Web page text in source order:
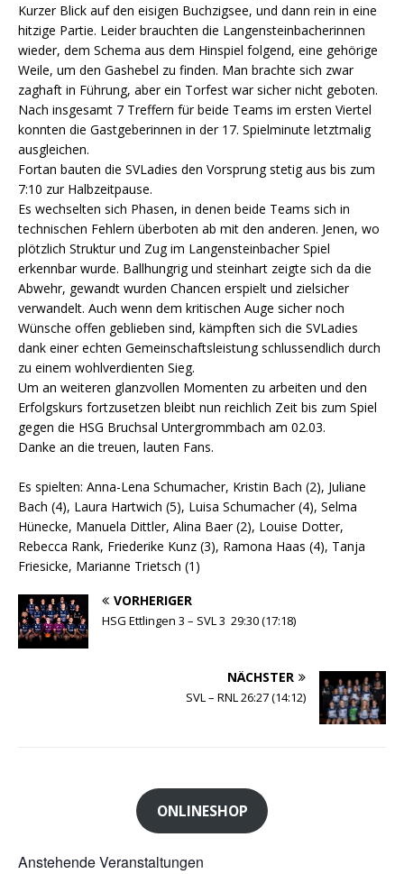
Kurzer Blick auf den eisigen Buchzigsee, und dann rein in eine
hitzige Partie. Leider brauchten die Langensteinbacherinnen
wieder, dem Schema aus dem Hinspiel folgend, eine gehörige
Weile, um den Gashebel zu finden. Man brachte sich zwar
zaghaft in Führung, aber ein Torfest war sicher nicht geboten.
Nach insgesamt 7 Treffern für beide Teams im ersten Viertel
konnten die Gastgeberinnen in der 17. Spielminute letztmalig
ausgleichen.
Fortan bauten die SVLadies den Vorsprung stetig aus bis zum
7:10 zur Halbzeitpause.
Es wechselten sich Phasen, in denen beide Teams sich in
technischen Fehlern überboten ab mit den anderen. Jenen, wo
plötzlich Struktur und Zug im Langensteinbacher Spiel
erkennbar wurde. Ballhungrig und steinhart zeigte sich da die
Abwehr, gewandt wurden Chancen erspielt und zielsicher
verwandelt. Auch wenn dem kritischen Auge sicher noch
Wünsche offen geblieben sind, kämpften sich die SVLadies
dank einer echten Gemeinschaftsleistung schlussendlich durch
zu einem wohlverdienten Sieg.
Um an weiteren glanzvollen Momenten zu arbeiten und den
Erfolgskurs fortzusetzen bleibt nun reichlich Zeit bis zum Spiel
gegen die HSG Bruchsal Untergrommbach am 02.03.
Danke an die treuen, lauten Fans.
Es spielten: Anna-Lena Schumacher, Kristin Bach (2), Juliane
Bach (4), Laura Hartwich (5), Luisa Schumacher (4), Selma
Hünecke, Manuela Dittler, Alina Baer (2), Louise Dotter,
Rebecca Rank, Friederike Kunz (3), Ramona Haas (4), Tanja
Friesicke, Marianne Trietsch (1)
VORHERIGER
HSG Ettlingen 3 – SVL 3 29:30 (17:18)
NÄCHSTER
SVL – RNL 26:27 (14:12)
ONLINESHOP
Anstehende Veranstaltungen